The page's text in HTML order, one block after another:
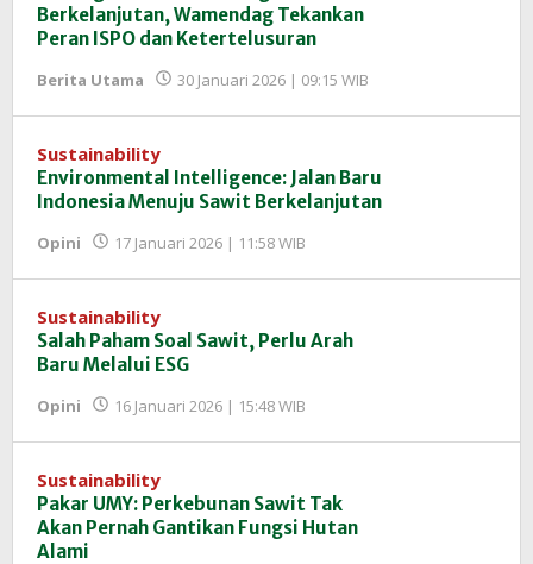
Berkelanjutan, Wamendag Tekankan
Peran ISPO dan Ketertelusuran
Berita Utama 30 Januari 2026 | 09:15 WIB
InfoSAWIT
Sustainability
Environmental Intelligence: Jalan Baru
Indonesia Menuju Sawit Berkelanjutan
Opini 17 Januari 2026 | 11:58 WIB
InfoSAWIT
Sustainability
Salah Paham Soal Sawit, Perlu Arah
Baru Melalui ESG
Opini 16 Januari 2026 | 15:48 WIB
InfoSAWIT
Sustainability
Pakar UMY: Perkebunan Sawit Tak
Akan Pernah Gantikan Fungsi Hutan
Alami